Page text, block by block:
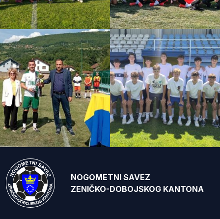
NOGOMETNI SAVEZ
ZENIČKO-DOBOJSKOG KANTONA